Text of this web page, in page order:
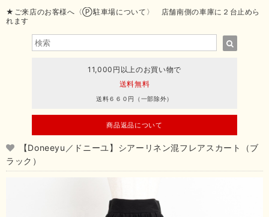
★ご来店のお客様へ〈Ⓟ駐車場について〉 店舗南側の車庫に２台止めら
れます
11,000円以上のお買い物で
送料無料
送料６６０円（一部除外）
商品返品について
【Doneeyu／ドニーユ】シアーリネン混フレアスカート（ブ
ラック）